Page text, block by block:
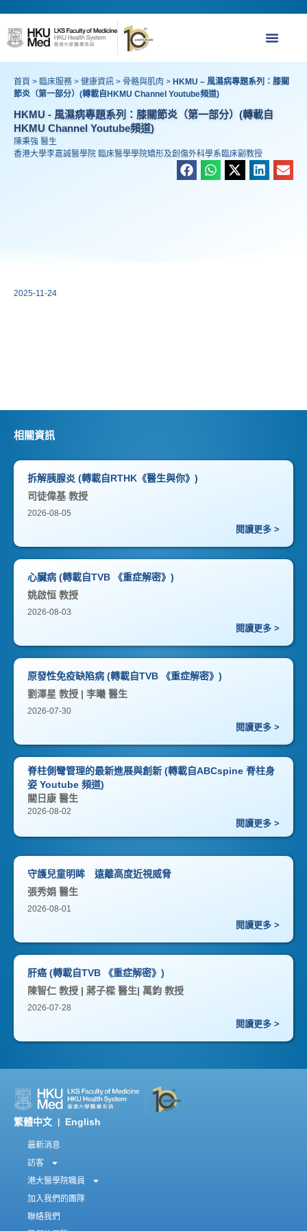
首頁 > 臨床服務 > 健康資訊 > 骨骼與肌肉 > HKMU – 風濕病專題系列：膝關
節炎（第一部分）(轉載自HKMU Channel Youtube頻道)
HKMU - 風濕病專題系列：膝關節炎（第一部分）(轉載自
HKMU Channel Youtube頻道)
陳秉強 醫生
香港大學李嘉誠醫學院 臨床醫學學院矯形及創傷外科學系臨床副教授
2025-11-24
相關資訊
拆解胰腺炎 (轉載自RTHK《醫生與你》)
司徒偉基 教授
2026-08-05
閱讀更多 >
心臟病 (轉載自TVB 《重症解密》)
姚啟恒 教授
2026-08-03
閱讀更多 >
原發性免疫缺陷病 (轉載自TVB 《重症解密》)
劉澤星 教授 | 李曦 醫生
2026-07-30
閱讀更多 >
脊柱側彎管理的最新進展與創新 (轉載自ABCspine 脊柱身
姿 Youtube 頻道)
關日康 醫生
2026-08-02
閱讀更多 >
守護兒童明眸 遠離高度近視威脅
張秀娟 醫生
2026-08-01
閱讀更多 >
肝癌 (轉載自TVB 《重症解密》)
陳智仁 教授 | 蔣子樑 醫生| 萬鈞 教授
2026-07-28
閱讀更多 >
繁體中文 English
最新消息
訪客
港大醫學院職員
加入我們的團隊
聯絡我們